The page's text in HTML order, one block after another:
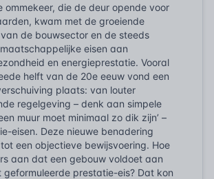
ommekeer, die de deur opende voor
kwam met de groeiende
de bouwsector en de steeds
eisen aan
en energieprestatie. Vooral
helft van de 20e eeuw vond een
plaats: van louter
regelgeving – denk aan simpele
muur moet minimaal zo dik zijn’ –
eisen. Deze nieuwe benadering
een objectieve bewijsvoering. Hoe
aan dat een gebouw voldoet aan
prestatie-eis? Dat kon